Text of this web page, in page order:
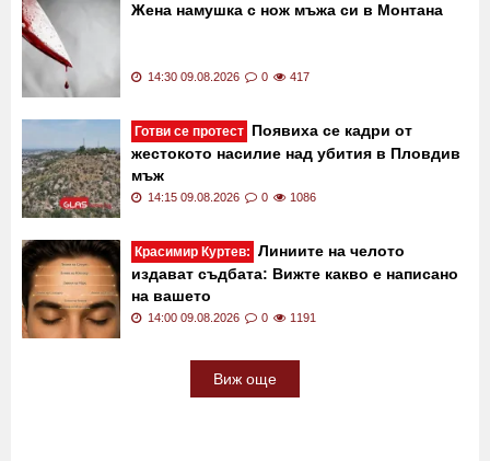
Жена намушка с нож мъжа си в Монтана
14:30 09.08.2026 0 417
Готви се протест Появиха се кадри от
жестокото насилие над убития в Пловдив
мъж
14:15 09.08.2026 0 1086
Красимир Куртев: Линиите на челото
издават съдбата: Вижте какво е написано
на вашето
14:00 09.08.2026 0 1191
Виж още